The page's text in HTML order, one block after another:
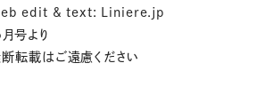
edit & text: Liniere.jp
号より
転載はご遠慮ください